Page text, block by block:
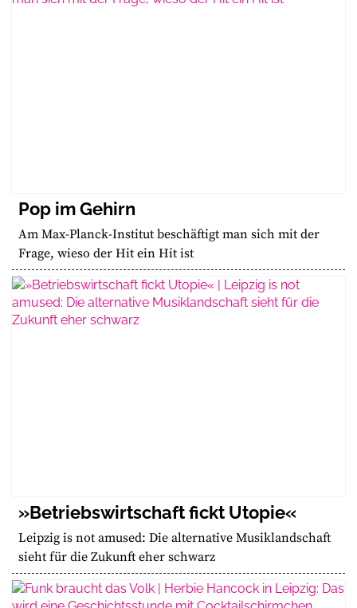
Pop im Gehirn
Am Max-Planck-Institut beschäftigt man sich mit der
Frage, wieso der Hit ein Hit ist
»Betriebswirtschaft fickt Utopie«
Leipzig is not amused: Die alternative Musiklandschaft
sieht für die Zukunft eher schwarz